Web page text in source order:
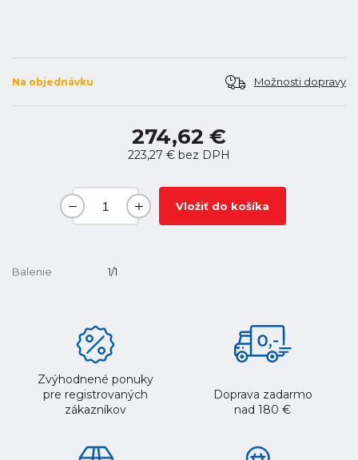
Na objednávku Možnosti dopravy
274,62 €
223,27 € bez DPH
Vložiť do košíka
Balenie 1/1
Zvýhodnené ponuky
pre registrovaných
zákazníkov
Doprava zadarmo
nad 180 €